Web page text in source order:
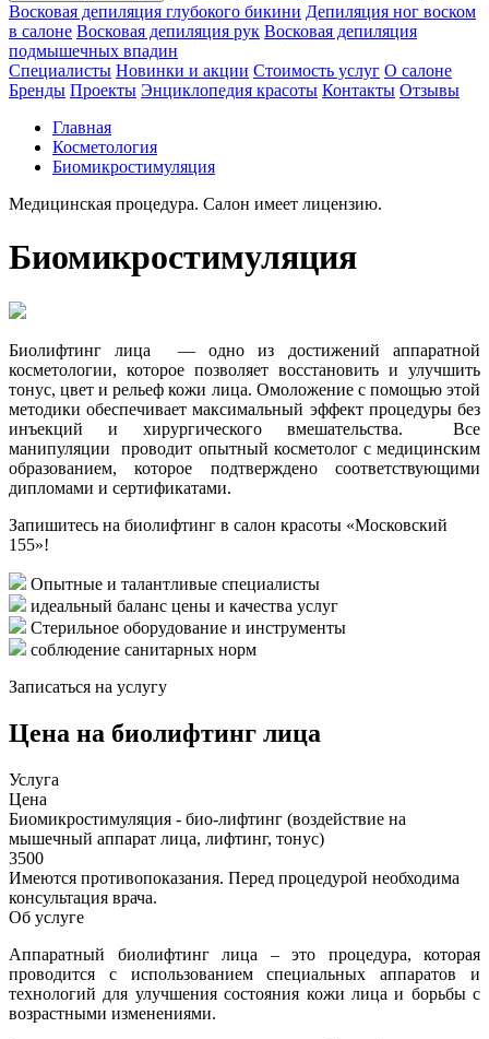
Восковая депиляция глубокого бикини Депиляция ног воском
в салоне Восковая депиляция рук Восковая депиляция
подмышечных впадин
Специалисты Новинки и акции Стоимость услуг О салоне
Бренды Проекты Энциклопедия красоты Контакты Отзывы
Главная
Косметология
Биомикростимуляция
Медицинская процедура. Салон имеет лицензию.
Биомикростимуляция
Биолифтинг лица — одно из достижений аппаратной
косметологии, которое позволяет восстановить и улучшить
тонус, цвет и рельеф кожи лица. Омоложение с помощью этой
методики обеспечивает максимальный эффект процедуры без
инъекций и хирургического вмешательства. Все
манипуляции проводит опытный косметолог с медицинским
образованием, которое подтверждено соответствующими
дипломами и сертификатами.
Запишитесь на биолифтинг в салон красоты «Московский
155»!
Опытные и талантливые специалисты
идеальный баланс цены и качества услуг
Стерильное оборудование и инструменты
соблюдение санитарных норм
Записаться на услугу
Цена на биолифтинг лица
Услуга
Цена
Биомикростимуляция - био-лифтинг (воздействие на
мышечный аппарат лица, лифтинг, тонус)
3500
Имеются противопоказания. Перед процедурой необходима
консультация врача.
Об услуге
Аппаратный биолифтинг лица – это процедура, которая
проводится с использованием специальных аппаратов и
технологий для улучшения состояния кожи лица и борьбы с
возрастными изменениями.